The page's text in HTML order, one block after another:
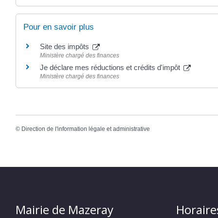
Pour en savoir plus
Site des impôts
Ministère chargé des finances
Je déclare mes réductions et crédits d'impôt
Ministère chargé des finances
© Direction de l'information légale et administrative
Mairie de Mazeray